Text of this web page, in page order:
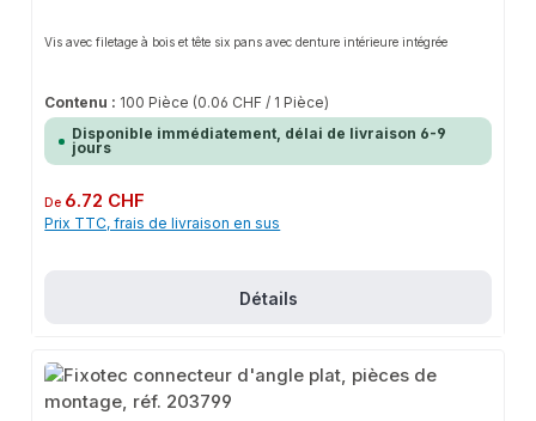
Vis avec filetage à bois et tête six pans avec denture intérieure intégrée
Contenu : 100 Pièce (0.06 CHF / 1 Pièce)
Disponible immédiatement, délai de livraison 6-9
jours
Prix régulier :
De 6.72 CHF
Prix TTC, frais de livraison en sus
Détails